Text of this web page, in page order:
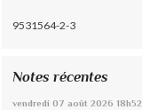
9531564-2-3
Notes récentes
vendredi 07 août 2026 18h52